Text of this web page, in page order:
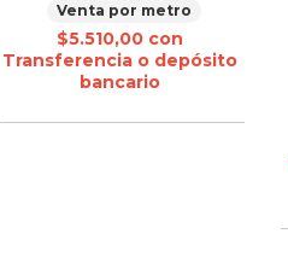
Venta por metro
$5.510,00 con
Transferencia o depósito
bancario